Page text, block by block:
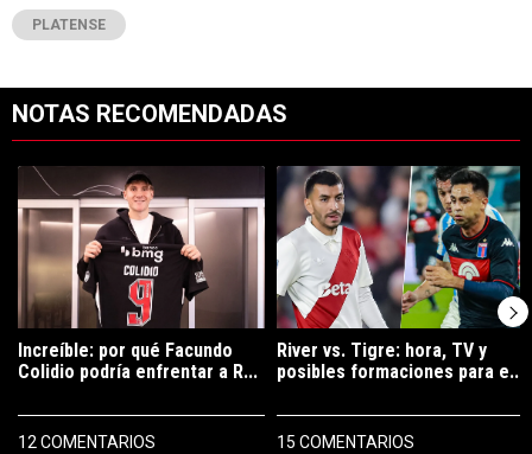
PLATENSE
NOTAS RECOMENDADAS
Un artículo de tendencia con el título "Increíble: por qué Facundo
Increíble: por qué Facundo
Colidio podría enfrentar a R...
12 COMENTARIOS
Un artículo de tendencia con el
River vs. Tigre: hora, TV y
posibles formaciones para e...
15 COMENTARIOS